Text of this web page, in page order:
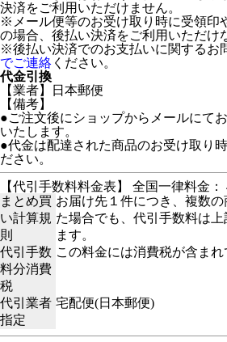
決済をご利用いただけません。
※メール便等のお受け取り時に受領印
の場合、後払い決済をご利用いただけ
※後払い決済でのお支払いに関するお
でご連絡 ください。
代金引換
【業者】日本郵便
【備考】
●ご注文後にショップからメールにて
いたします。
●代金は配達された商品のお受け取り
ださい。
【代引手数料料金表】 全国一律料金：
まとめ買
い計算規
則
お届け先１件につき、複数
た場合でも、代引手数料は
ます。
代引手数
料分消費
税
この料金には消費税が含まれ
代引業者
指定
宅配便(日本郵便)